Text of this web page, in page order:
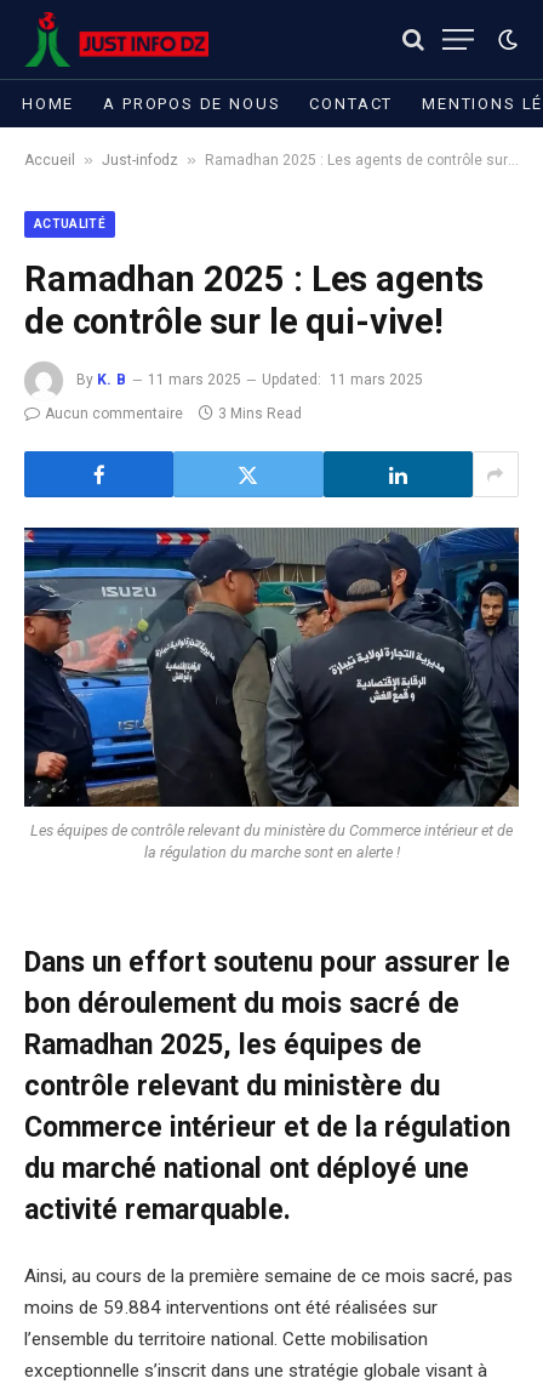
HOME A PROPOS DE NOUS CONTACT MENTIONS
Accueil » Just-infodz » Ramadhan 2025 : Les agents de contrôle sur le qui-vive!
ACTUALITÉ
Ramadhan 2025 : Les agents
de contrôle sur le qui-vive!
By K. B 11 mars 2025 Updated:
11 mars 2025
Aucun commentaire
3 Mins Read
Les équipes de contrôle relevant du ministère du Commerce intérieur et de
la régulation du marche sont en alerte !
Dans un effort soutenu pour assurer le
bon déroulement du mois sacré de
Ramadhan 2025, les équipes de
contrôle relevant du ministère du
Commerce intérieur et de la régulation
du marché national ont déployé une
activité remarquable.
Ainsi, au cours de la première semaine de ce mois sacré, pas
moins de 59.884 interventions ont été réalisées sur
l’ensemble du territoire national. Cette mobilisation
exceptionnelle s’inscrit dans une stratégie globale visant à